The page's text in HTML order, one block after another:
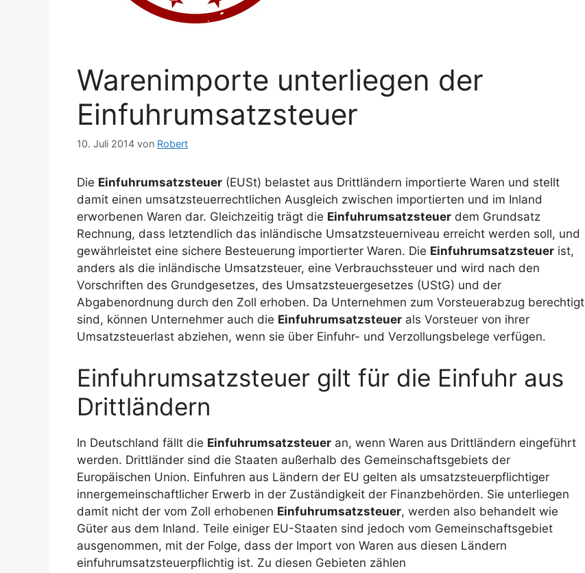
Warenimporte unterliegen der
Einfuhrumsatzsteuer
10. Juli 2014 von Robert
Die Einfuhrumsatzsteuer (EUSt) belastet aus Drittländern importierte Waren und stellt
damit einen umsatzsteuerrechtlichen Ausgleich zwischen importierten und im Inland
erworbenen Waren dar. Gleichzeitig trägt die Einfuhrumsatzsteuer dem Grundsatz
Rechnung, dass letztendlich das inländische Umsatzsteuerniveau erreicht werden soll, und
gewährleistet eine sichere Besteuerung importierter Waren. Die Einfuhrumsatzsteuer ist,
anders als die inländische Umsatzsteuer, eine Verbrauchssteuer und wird nach den
Vorschriften des Grundgesetzes, des Umsatzsteuergesetzes (UStG) und der
Abgabenordnung durch den Zoll erhoben. Da Unternehmen zum Vorsteuerabzug berechtigt
sind, können Unternehmer auch die Einfuhrumsatzsteuer als Vorsteuer von ihrer
Umsatzsteuerlast abziehen, wenn sie über Einfuhr- und Verzollungsbelege verfügen.
Einfuhrumsatzsteuer gilt für die Einfuhr aus
Drittländern
In Deutschland fällt die Einfuhrumsatzsteuer an, wenn Waren aus Drittländern eingeführt
werden. Drittländer sind die Staaten außerhalb des Gemeinschaftsgebiets der
Europäischen Union. Einfuhren aus Ländern der EU gelten als umsatzsteuerpflichtiger
innergemeinschaftlicher Erwerb in der Zuständigkeit der Finanzbehörden. Sie unterliegen
damit nicht der vom Zoll erhobenen Einfuhrumsatzsteuer, werden also behandelt wie
Güter aus dem Inland. Teile einiger EU-Staaten sind jedoch vom Gemeinschaftsgebiet
ausgenommen, mit der Folge, dass der Import von Waren aus diesen Ländern
einfuhrumsatzsteuerpflichtig ist. Zu diesen Gebieten zählen